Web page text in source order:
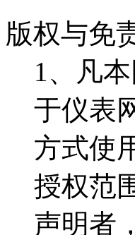
版权与免
1、凡
于仪表
方式使
授权范
声明者